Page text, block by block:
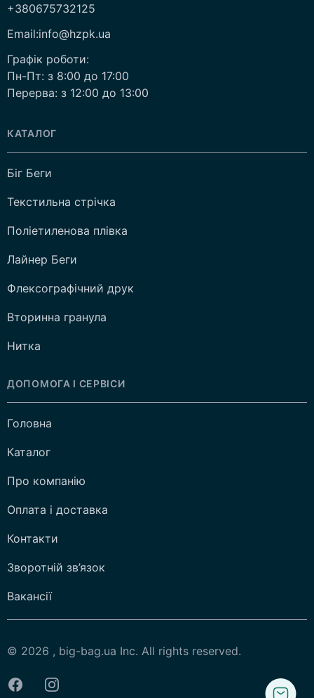
+380675732125
Email:info@hzpk.ua
Графік роботи:
Пн-Пт: з 8:00 до 17:00
Перерва: з 12:00 до 13:00
КАТАЛОГ
Біг Беги
Текстильна стрічка
Поліетиленова плівка
Лайнер Беги
Флексографічний друк
Вторинна гранула
Нитка
ДОПОМОГА І СЕРВІСИ
Головна
Каталог
Про компанію
Оплата і доставка
Контакти
Зворотній зв’язок
Вакансії
© 2026 , big-bag.ua Inc. All rights reserved.